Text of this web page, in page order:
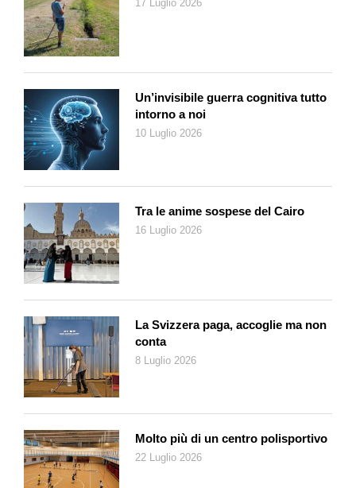
17 Luglio 2026
Un’invisibile guerra cognitiva tutto
intorno a noi
10 Luglio 2026
Tra le anime sospese del Cairo
16 Luglio 2026
La Svizzera paga, accoglie ma non
conta
8 Luglio 2026
Molto più di un centro polisportivo
22 Luglio 2026